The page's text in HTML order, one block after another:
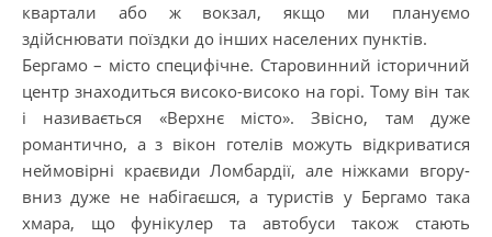
квартали або ж вокзал, якщо ми плануємо
здійснювати поїздки до інших населених пунктів.
Бергамо – місто специфічне. Старовинний історичний
центр знаходиться високо-високо на горі. Тому він так
і називається «Верхнє місто». Звісно, там дуже
романтично, а з вікон готелів можуть відкриватися
неймовірні краєвиди Ломбардії, але ніжками вгору-
вниз дуже не набігаєшся, а туристів у Бергамо така
хмара, що фунікулер та автобуси також стають